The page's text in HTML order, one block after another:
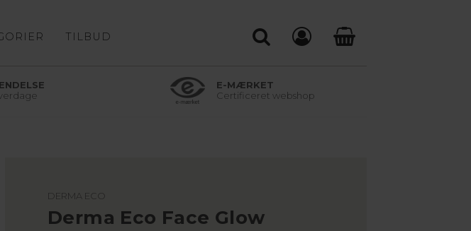
TILBUD
E-MÆRKET
Certificeret webshop
DERMA ECO
Derma Eco Face Glow